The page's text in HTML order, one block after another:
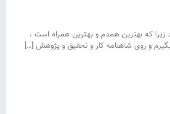
که بهترین همدم و بهترین همراه است ،